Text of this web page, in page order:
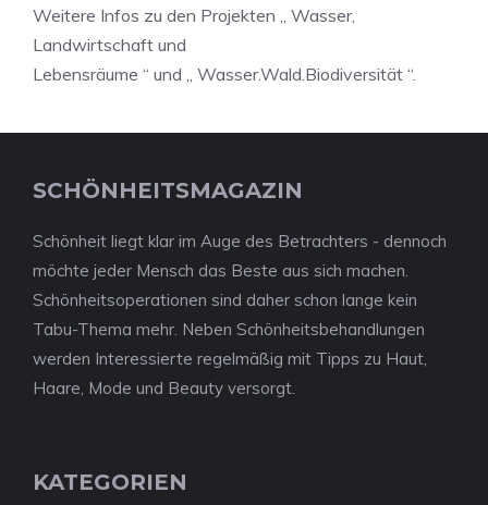
Weitere Infos zu den Projekten „ Wasser,
Landwirtschaft und
Lebensräume “ und „ Wasser.Wald.Biodiversität “.
SCHÖNHEITSMAGAZIN
Schönheit liegt klar im Auge des Betrachters - dennoch
möchte jeder Mensch das Beste aus sich machen.
Schönheitsoperationen sind daher schon lange kein
Tabu-Thema mehr. Neben Schönheitsbehandlungen
werden Interessierte regelmäßig mit Tipps zu Haut,
Haare, Mode und Beauty versorgt.
KATEGORIEN